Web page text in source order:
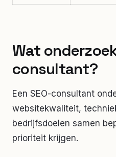
Wat
consultant?
Een SEO-consultant
websitekwaliteit,
bedrijfsdoelen samen
prioriteit krijgen.